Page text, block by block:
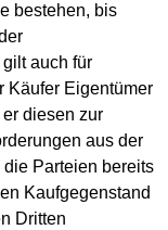
bestehen, bis
auch für
Käufer Eigentümer
diesen zur
aus der
Parteien bereits
Kaufgegenstand
Dritten